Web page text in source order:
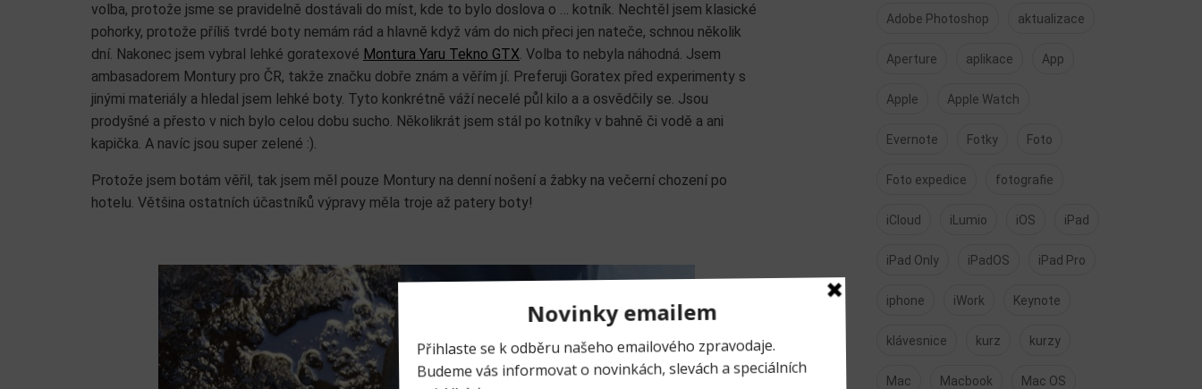
volba, protože jsme se pravidelně dostávali do míst, kde to bylo doslova o … kotník. Nechtěl jsem klasické
pohorky, protože příliš tvrdé boty nemám rád a hlavně když vám do nich přeci jen nateče, schnou několik
dní. Nakonec jsem vybral lehké goratexové Montura Yaru Tekno GTX. Volba to nebyla náhodná. Jsem
ambasadorem Montury pro ČR, takže značku dobře znám a věřím jí. Preferuji Goratex před experimenty s
jinými materiály a hledal jsem lehké boty. Tyto konkrétně váží necelé půl kilo a a osvědčily se. Jsou
prodyšné a přesto v nich bylo celou dobu sucho. Několikrát jsem stál po kotníky v bahně či vodě a ani
kapička. A navíc jsou super zelené :).
Protože jsem botám věřil, tak jsem měl pouze Montury na denní nošení a žabky na večerní chození po
hotelu. Většina ostatních účastníků výpravy měla troje až patery boty!
Adobe Photoshop aktualizace
Aperture aplikace App
Apple Apple Watch
Evernote Fotky Foto
Foto expedice fotografie
iCloud iLumio iOS iPad
iPad Only iPadOS iPad Pro
iphone iWork Keynote
klávesnice kurz kurzy
Mac Macbook Mac OS